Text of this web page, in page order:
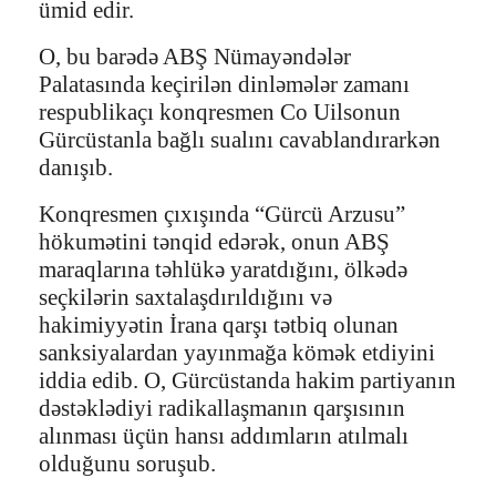
ümid edir.
O, bu barədə ABŞ Nümayəndələr
Palatasında keçirilən dinləmələr zamanı
respublikaçı konqresmen Co Uilsonun
Gürcüstanla bağlı sualını cavablandırarkən
danışıb.
Konqresmen çıxışında “Gürcü Arzusu”
hökumətini tənqid edərək, onun ABŞ
maraqlarına təhlükə yaratdığını, ölkədə
seçkilərin saxtalaşdırıldığını və
hakimiyyətin İrana qarşı tətbiq olunan
sanksiyalardan yayınmağa kömək etdiyini
iddia edib. O, Gürcüstanda hakim partiyanın
dəstəklədiyi radikallaşmanın qarşısının
alınması üçün hansı addımların atılmalı
olduğunu soruşub.